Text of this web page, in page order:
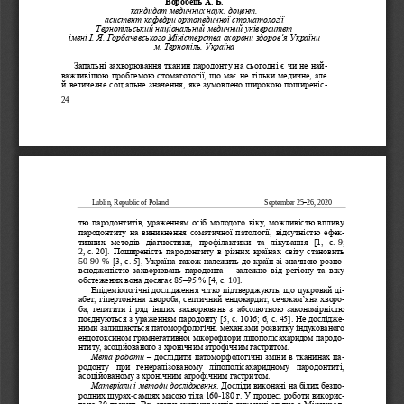
24
кандидат медичних наук, доцент,
асистент кафедри ортопедичної стоматології
Тернопільський національний медичний університет
імені І. Я. Горбачевського Міністерства охорони здоров’я України
м. Тернопіль, Україна
Запальні захворювання тканин пародонту на сьогодні є чи не най-
важливішою проблемою стоматології, що має не тільки медичне, але
й величезне соціальне значення, яке зумовлено широкою поширеніс-
Lublin, Republic of Poland September 25–26, 2020
тю пародонтитів, ураженням осіб молодого віку, можливістю впливу
пародонтиту  на виникнення соматичної патології, відсутністю ефек-
тивних  методів  діагностики,  профілактики  та  лікування  [1,  с. 9;
2, с. 20].  Поширеність  пародонтиту  в  різних  країнах  світу  становить
50-90 % [3, с. 5], Україна також належить до країн зі значною розпо-
всюдженістю  захворювань  пародонта – залежно  від  регіону  та  віку
обстежених вона досягає 85–95 % [4, с. 10].
Епідеміологічні дослідження чітко підтверджують, що цукровий ді-
абет, гіпертонічна хвороба, септичний ендокардит, сечокам’яна хворо-
ба,  гепатити  і  ряд  інших  захворювань  з  абсолютною  закономірністю
поєднуються з ураженням пародонту [5, с. 1016; 6, с. 45]. Не дослідже-
ними залишаються патоморфологічні механізми розвитку індукованого
ендотоксином грамнегативної мікорофлори ліпополісахаридом пародо-
нтиту, асоційованого з хронічним атрофічним гастритом.
Мета роботи – дослідити патоморфологічні зміни в тканинах па-
родонту  при  генералізованому  ліпополісахаридному  пародонтиті,
асоційованому з хронічним атрофічним гастритом.
Матеріали і методи дослідження. Досліди виконані на білих безпо-
родних щурах-самцях масою тіла 160-180 г. У процесі роботи викорис-